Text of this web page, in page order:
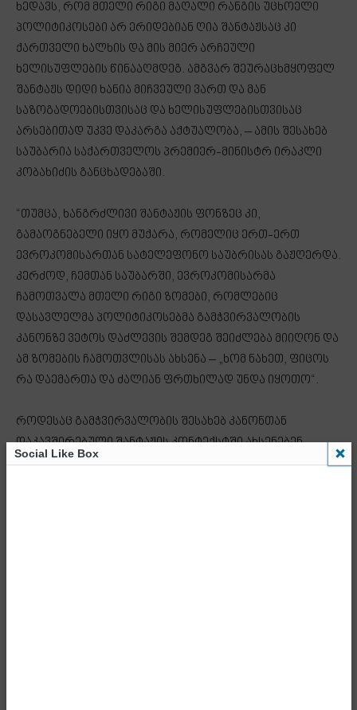
ხედავს, რომ მთელი რიგი მაღალი რანგის უცხოელი
პოლიტიკოსები არ ერიდებიან ღია შანტაჟსაც კი
ქართველი ხალხის და მის მიერ არჩეული
ხელისუფლების წინააღმდეგ. ამგვარ შეურაცხმყოფელ
შანტაჟს დიდი ხანია მიჩვეული ვართ და მან
საზოგადოებისთვისაც და ხელისუფლებისთვისაც
არსებითად უკვე დაკარგა აქტუალობა, – ამის შესახებ
საუბარია საქართველოს პრემიერ-მინისტრ ირაკლი
კობახიძის განცხადებაში.
“თუმცა, ხანგრძლივი შანტაჟის ფონზეც კი,
გამაოგნებელი იყო მუქარა, რომელიც ერთ-ერთ
ევროკომისართან სატელეფონო საუბრისას გაჟღერდა.
კერძოდ, ჩემთან საუბარში, ევროკომისარმა
ჩამოთვალა მთელი რიგი ზომები, რომლებიც
დასავლელმა პოლიტიკოსებმა გამჭვირვალობის
კანონზე ვეტოს დაძლევის შემდეგ შეიძლება მიიღონ და
ამ ზომების ჩამოთვლისას ახსენა – „ხომ ნახეთ, ფიცოს
რა დაემართა და ძალიან ფრთხილად უნდა იყოთო“.
როდესაც გამჭვირვალობის შესახებ კანონთან
დაკავშირებული შანტაჟის კონტექსტში ახსენებენ
სლოვაკეთის პრემიერ-მინისტრს, რომელზეც
Social Like Box